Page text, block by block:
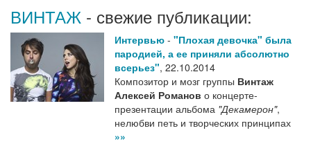
ВИНТАЖ - свежие публикации:
Интервью - "Плохая девочка" была
пародией, а ее приняли абсолютно
всерьез", 22.10.2014
Композитор и мозг группы Винтаж
Алексей Романов о концерте-
презентации альбома "Декамерон",
нелюбви петь и творческих принципах
»»